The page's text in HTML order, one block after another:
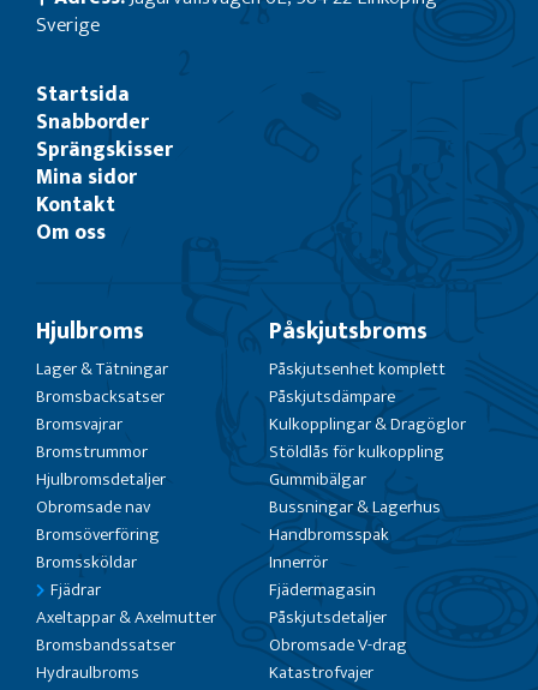
Sverige
Startsida
Snabborder
Sprängskisser
Mina sidor
Kontakt
Om oss
Hjulbroms
Lager & Tätningar
Bromsbacksatser
Bromsvajrar
Bromstrummor
Hjulbromsdetaljer
Obromsade nav
Bromsöverföring
Bromssköldar
Fjädrar
Axeltappar & Axelmutter
Bromsbandssatser
Hydraulbroms
Påskjutsbroms
Påskjutsenhet komplett
Påskjutsdämpare
Kulkopplingar & Dragöglor
Stöldlås för kulkoppling
Gummibälgar
Bussningar & Lagerhus
Handbromsspak
Innerrör
Fjädermagasin
Påskjutsdetaljer
Obromsade V-drag
Katastrofvajer